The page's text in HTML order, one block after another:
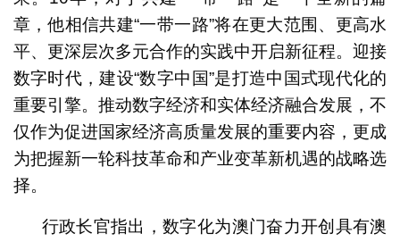
章，他相信共建“一带一路”将在更大范围、更高水
平、更深层次多元合作的实践中开启新征程。迎接
数字时代，建设“数字中国”是打造中国式现代化的
重要引擎。推动数字经济和实体经济融合发展，不
仅作为促进国家经济高质量发展的重要内容，更成
为把握新一轮科技革命和产业变革新机遇的战略选
择。
行政长官指出，数字化为澳门奋力开创具有澳